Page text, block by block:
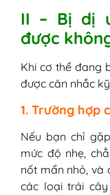
II – Bị dị
được
Khi cơ thể đang
được cân nhắc
1. Trường hợp
Nếu bạn chỉ
mức độ nhẹ,
nốt mẩn nhỏ, và
các loại trái